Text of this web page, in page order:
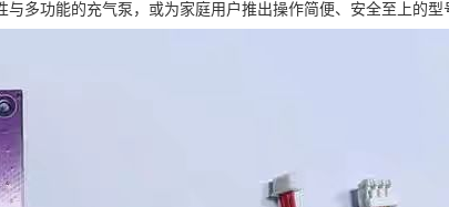
多功能的充气泵，或为家庭用户推出操作简便、安全至上的型